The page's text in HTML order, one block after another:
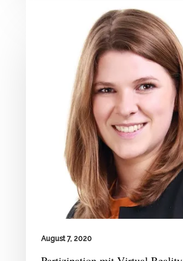
August 7, 2020